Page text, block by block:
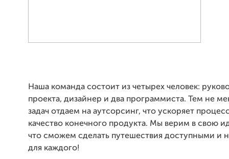
Наша команда состоит из четырех человек:
проекта, дизайнер и два программиста. Тем не
задач отдаем на аутсорсинг, что ускоряет
качество конечного продукта. Мы верим в свою
что сможем сделать путешествия доступными и
для каждого!